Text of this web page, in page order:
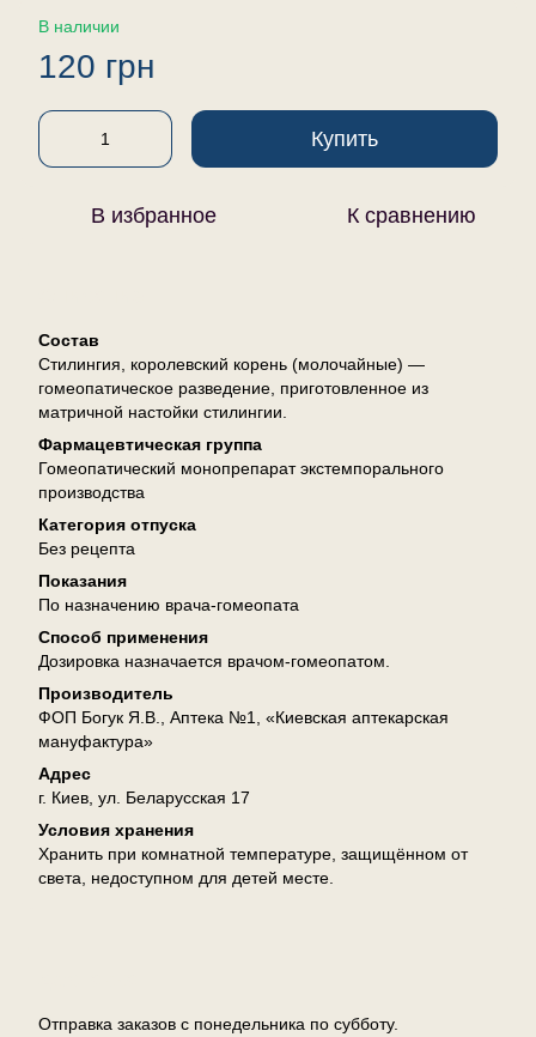
В наличии
120 грн
Купить
В избранное К сравнению
Состав
Стилингия, королевский корень (молочайные) —
гомеопатическое разведение, приготовленное из
матричной настойки стилингии.
Фармацевтическая группа
Гомеопатический монопрепарат экстемпорального
производства
Категория отпуска
Без рецепта
Показания
По назначению врача-гомеопата
Способ применения
Дозировка назначается врачом-гомеопатом.
Производитель
ФОП Богук Я.В., Аптека №1, «Киевская аптекарская
мануфактура»
Адрес
г. Киев, ул. Беларусская 17
Условия хранения
Хранить при комнатной температуре, защищённом от
света, недоступном для детей месте.
Отправка заказов с понедельника по субботу.